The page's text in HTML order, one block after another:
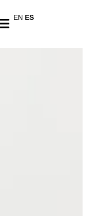
EN ES